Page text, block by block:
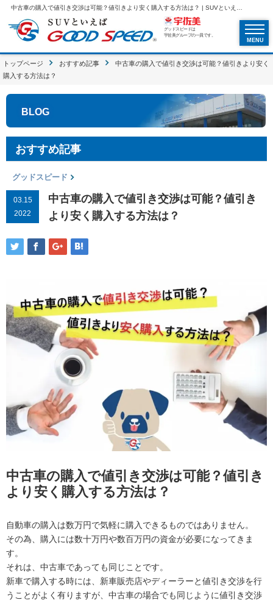
グッドスピードは
宇佐美グループの一員です。
MENU
トップページ おすすめ記事
中古車の購入で値引き交渉は可能？値引きより安く
購入する方法は？
BLOG
おすすめ記事
グッドスピード
03.15
2022
中古車の購入で値引き交渉は可能？値引き
より安く購入する方法は？
中古車の購入で値引き交渉は可能？値引き
より安く購入する方法は？
自動車の購入は数万円で気軽に購入できるものではありません。
その為、購入には数十万円や数百万円の資金が必要になってきま
す。
それは、中古車であっても同じことです。
新車で購入する時には、新車販売店やディーラーと値引き交渉を行
うことがよく有りますが、中古車の場合でも同じように値引き交渉